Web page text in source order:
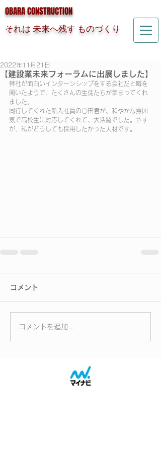
OBARA CONSTRUCTION
それは 未来へ残す ものづくり
【建設業未来フォーラムに出展しました】
2022年11月21日
弊社が面白いインターンシップをする会社だと噂を
聞いたようで、たくさんの生徒たちが集まってくれ
ました。
同行してくれた新入社員の〇田君が、和やかな雰囲
気で高校生に対応してくれて、大活躍でした。さす
が、私がどうしても採用したかった人材です。
コメント
コメントを追加…